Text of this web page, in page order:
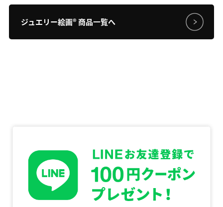
ジュエリー絵画® 商品一覧へ